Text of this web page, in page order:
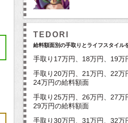
TEDORI
給料額面別の手取りとライフスタイル
手取り17万円、18万円、19万
手取り20万円、21万円、22万
24万円の給料額面
手取り25万円、26万円、27万
29万円の給料額面
手取り30万円、31万円、32万